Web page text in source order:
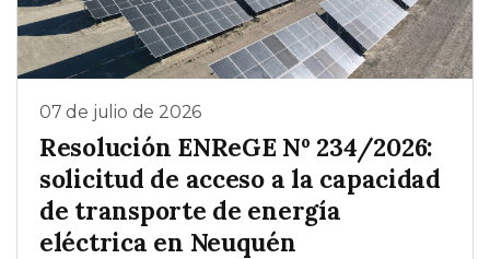
07 de julio de 2026
Resolución ENReGE Nº 234/2026:
solicitud de acceso a la capacidad
de transporte de energía
eléctrica en Neuquén